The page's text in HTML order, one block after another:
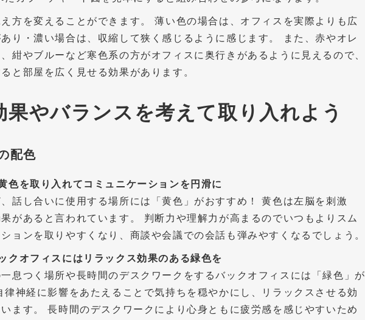
方を変えることができます。 薄い色の場合は、オフィスを実際よりも広
り・濃い場合は、収縮して狭く感じるように感じます。 また、赤やオレ
紺やブルーなど寒色系の方がオフィスに奥行きがあるように見えるので、
と部屋を広く見せる効果があります。
果やバランスを考えて取り入れよう
配色
色を取り入れてコミュニケーションを円滑に
話し合いに使用する場所には「黄色」がおすすめ！ 黄色は左脳を刺激
があると言われています。 判断力や理解力が高まるのでいつもよりスム
ョンを取りやすくなり、商談や会議での会話も弾みやすくなるでしょう。
クオフィスにはリラックス効果のある緑色を
息つく場所や長時間のデスクワークをするバックオフィスには「緑色」が
律神経に影響をあたえることで気持ちを穏やかにし、リラックスさせる効
ます。 長時間のデスクワークにより心身ともに疲労感を感じやすいため